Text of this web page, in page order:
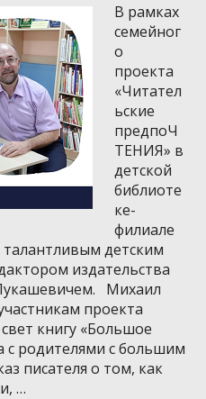
В рамках
семейног
о
проекта
«Читател
ьские
предпоЧ
ТЕНИЯ» в
детской
библиоте
ке-
филиале
талантливым детским
издательства
Михаил
проекта
книгу «Большое
с родителями с большим
писателя о том, как
…